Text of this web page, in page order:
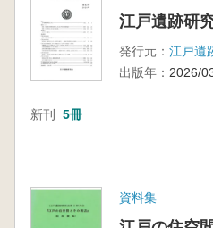
江戸遺跡
発行元： 江戸遺
出版年： 2026/
新刊 5冊
資料集